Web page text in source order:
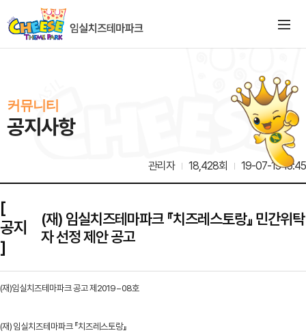
커뮤니티
공지사항
관리자 18,428회 19-07-15 15:45
[
공지
]
(재) 임실치즈테마파크 『치즈레스토랑』 민간위탁
자 선정 제안 공고
(재)임실치즈테마파크 공고 제2019 – 08호
(재) 임실치즈테마파크 『치즈레스토랑』